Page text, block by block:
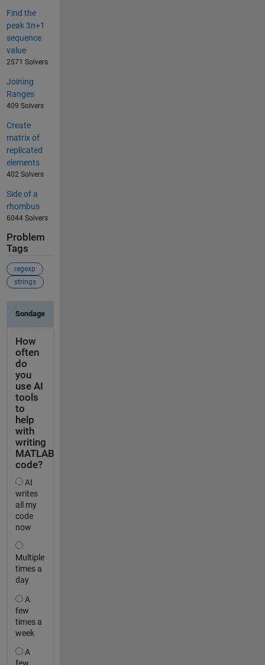
Find the
peak 3n+1
sequence
value
2571 Solvers
Joining
Ranges
409 Solvers
Create
matrix of
replicated
elements
402 Solvers
Side of a
rhombus
6044 Solvers
Problem
Tags
regexp
strings